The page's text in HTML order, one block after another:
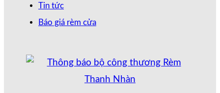
Tin tức
Báo giá rèm cửa